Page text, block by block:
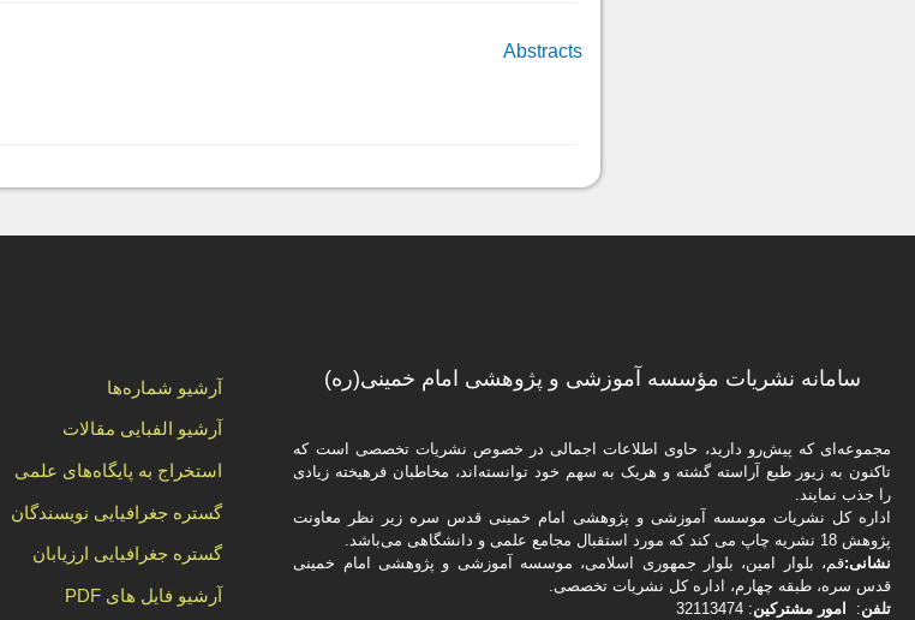
Abstracts
آرشیو شماره‌ها
آرشیو الفبایی مقالات
استخراج به پایگاه‌های علمی
گستره جغرافیایی نویسندگان
گستره جغرافیایی ارزیابان
آرشیو فایل های PDF
سامانه نشریات مؤسسه آموزشی و پژوهشی امام خمینی(ره)
مجموعه‌ای که پیش‌رو دارید،‌ حاوی اطلاعات اجمالی در خصوص نشریات تخصصی است که
تاکنون به زیور طبع آراسته گشته و هریک به سهم خود توانسته‌اند، مخاطبان فرهیخته‌ زیادی
را جذب نمایند.
اداره كل نشریات موسسه آموزشی و پژوهشی امام خمینی قدس سره زیر نظر معاونت
پژوهش 18 نشریه چاپ می کند که مورد استقبال مجامع علمی و دانشگاهی می‌باشد.
نشانی:قم، بلوار امین، بلوار جمهوری اسلامی، موسسه آموزشی و پژوهشی امام خمینی
قدس سره، طبقه چهارم، اداره كل نشریات تخصصی.
تلفن: امور مشتركین: 32113474